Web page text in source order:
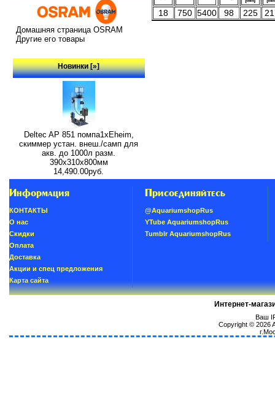
Домашняя страница OSRAM
Другие его товары
Новинки [»]
Deltec AP 851 помпа1xEheim,
скиммер устан. внеш./самп для
акв. до 1000л разм.
390х310х800мм
14,490.00руб.
18 750 5400 98 225
Информация
КОНТАКТЫ
О нас
Скидки
Oплатa
Доставка
Акции и спец предложения
Карта сайта
Присоединяйтесь
@AquariumshopRus
YTube AquariumshopRus
Tumblr AquariumshopRus
Интернет-
Ваш
Copyright © 2026